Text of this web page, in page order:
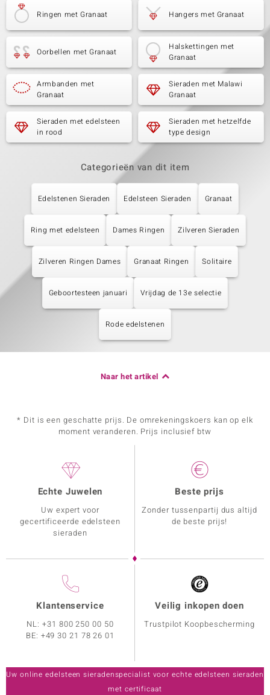
Ringen met Granaat Hangers met Granaat
Oorbellen met Granaat
Halskettingen met
Granaat
Armbanden met
Granaat
Sieraden met Malawi
Granaat
Sieraden met edelsteen
in rood
Sieraden met hetzelfde
type design
Categorieën van dit item
Edelstenen Sieraden Edelsteen Sieraden Granaat
Ring met edelsteen Dames Ringen Zilveren Sieraden
Zilveren Ringen Dames Granaat Ringen Solitaire
Geboortesteen januari Vrijdag de 13e selectie
Rode edelstenen
Naar het artikel
* Dit is een geschatte prijs. De omrekeningskoers kan op elk
moment veranderen. Prijs inclusief btw
Echte Juwelen
Uw expert voor
gecertificeerde edelsteen
sieraden
Beste prijs
Zonder tussenpartij dus altijd
de beste prijs!
Klantenservice
NL:+31 800 250 00 50
BE: +49 30 21 78 26 01
Veilig inkopen doen
Trustpilot Koopbescherming
Uw online edelsteen sieradenspecialist voor echte edelsteen sieraden
met certificaat